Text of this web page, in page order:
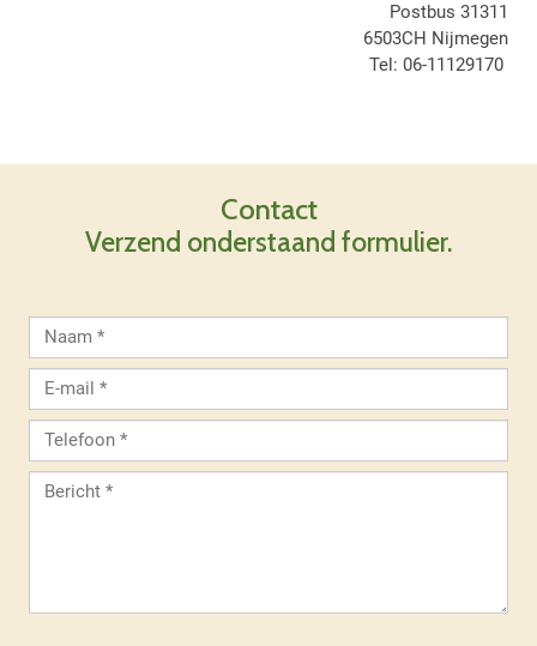
Postbus 31311
6503CH Nijmegen
Tel: 06-11129170
Contact
Verzend onderstaand formulier.